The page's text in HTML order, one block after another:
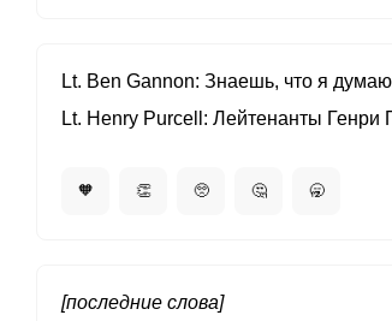
Lt. Ben Gannon Знаешь, что я
Lt. Henry Purcell
Лейтенанты Генри
🧡 👏 🥺 🤔 🥱
[последние слова]